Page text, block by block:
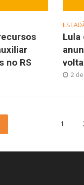
no RS
Lula
2
1